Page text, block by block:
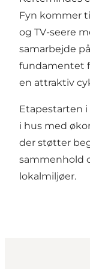
Fyn kommer
og TV-seere
samarbejde
fundamentet
en attraktiv
Etapestarten
i hus med
der støtter
sammenhold
lokalmiljøer.